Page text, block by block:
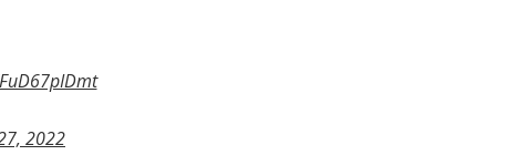
2022